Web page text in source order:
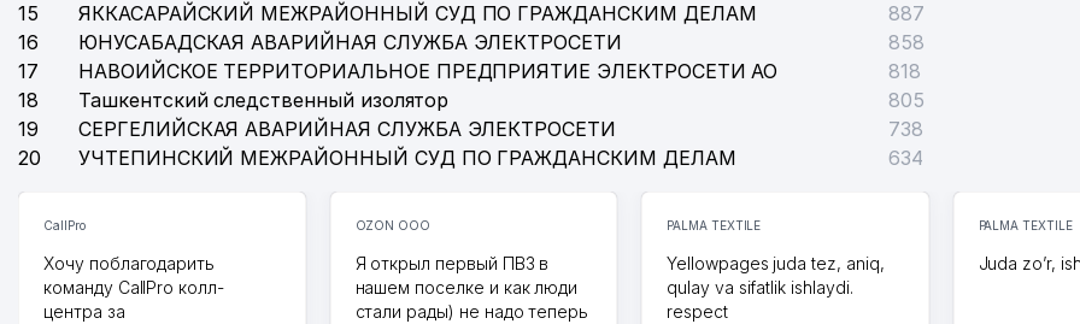
15
ЯККАСАРАЙСКИЙ МЕЖРАЙОННЫЙ СУД ПО ГРАЖДАНСКИМ ДЕЛАМ
887
16
ЮНУСАБАДСКАЯ АВАРИЙНАЯ СЛУЖБА ЭЛЕКТРОСЕТИ
858
17
НАВОИЙСКОЕ ТЕРРИТОРИАЛЬНОЕ ПРЕДПРИЯТИЕ ЭЛЕКТРОСЕТИ АО
818
18
Ташкентский следственный изолятор
805
19
СЕРГЕЛИЙСКАЯ АВАРИЙНАЯ СЛУЖБА ЭЛЕКТРОСЕТИ
738
20
УЧТЕПИНСКИЙ МЕЖРАЙОННЫЙ СУД ПО ГРАЖДАНСКИМ ДЕЛАМ 634
CallPro
Хочу поблагодарить
команду CallPro колл-
центра за
OZON ООО
Я открыл первый ПВЗ в
нашем поселке и как люди
стали рады) не надо теперь
PALMA TEXTILE
Yellowpages juda tez, aniq,
qulay va sifatlik ishlaydi.
respect
PALMA TEXTILE
Juda zo’r,